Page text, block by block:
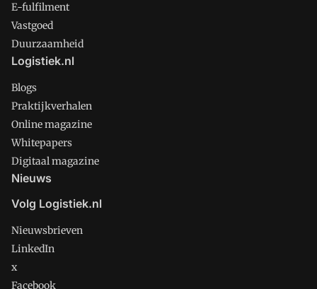
E-fulfilment
Vastgoed
Duurzaamheid
Logistiek.nl
Blogs
Praktijkverhalen
Online magazine
Whitepapers
Digitaal magazine
Nieuws
Volg Logistiek.nl
Nieuwsbrieven
LinkedIn
x
Facebook